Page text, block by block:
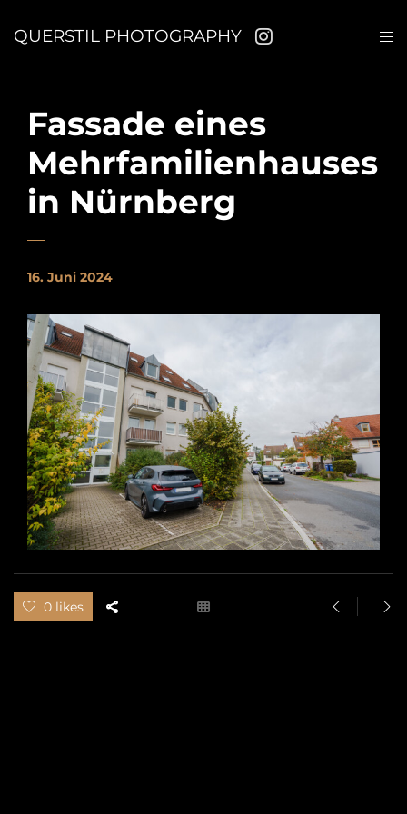
QUERSTIL PHOTOGRAPHY
Fassade eines
Mehrfamilienhauses
in Nürnberg
16. Juni 2024
0 likes